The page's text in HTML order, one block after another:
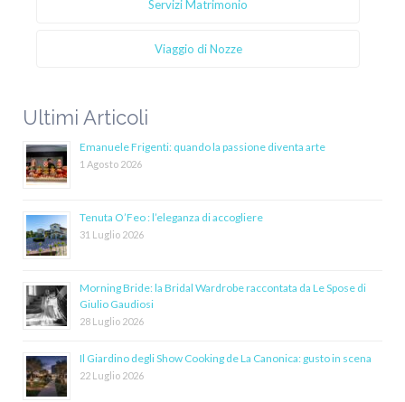
Servizi Matrimonio
Viaggio di Nozze
Ultimi Articoli
Emanuele Frigenti: quando la passione diventa arte
1 Agosto 2026
Tenuta O’Feo : l’eleganza di accogliere
31 Luglio 2026
Morning Bride: la Bridal Wardrobe raccontata da Le Spose di
Giulio Gaudiosi
28 Luglio 2026
Il Giardino degli Show Cooking de La Canonica: gusto in scena
22 Luglio 2026